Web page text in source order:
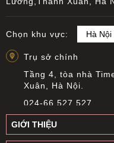
Chọn khu vực:
Trụ sở chính
Tầng 4, tòa nhà
Xuân, Hà Nội.
024-66 527 527
info@everest.org.vn
GIỚI THIỆU